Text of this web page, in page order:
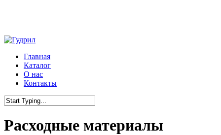
content
Menu
Главная
Каталог
О нас
Контакты
Search
Расходные материалы